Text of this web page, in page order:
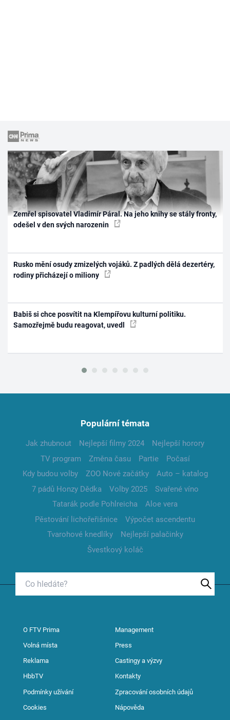
Zemřel spisovatel Vladimír Páral. Na jeho knihy se stály fronty,
odešel v den svých narozenin
Rusko mění osudy zmizelých vojáků. Z padlých dělá dezertéry,
rodiny přicházejí o miliony
Babiš si chce posvítit na Klempířovu kulturní politiku.
Samozřejmě budu reagovat, uvedl
Populární témata
Jak zhubnout Nejlepší filmy 2024
Nejlepší horory
TV program
Změna času Partie
Počasí
Kdy budou volby
ZOO Nové začátky
Auto – katalog
7 pádů Honzy Dědka
Volby 2025
Svařené víno
Tatarák podle Pohlreicha
Aloe vera
Pěstování lichořeřišnice
Výpočet ascendentu
Tvarohové knedlíky
Nejlepší palačinky
Švestkový koláč
O FTV Prima Management
Volná místa Press
Reklama Castingy a výzvy
HbbTV Kontakty
Podmínky užívání Zpracování osobních údajů
Cookies Nápověda